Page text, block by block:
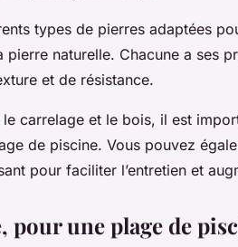
types de pierres adaptées
pierre naturelle. Chacune a ses
et de résistance.
carrelage et le bois, il est
de piscine. Vous pouvez
pour faciliter l’entretien et
pour une plage de